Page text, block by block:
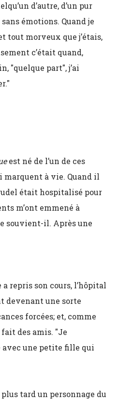
d’autre, d’un pur
émotions. Quand je
tout morveux que j’étais,
c’était quand,
"quelque part", j’ai
est né de l’un de ces
marquent à vie. Quand il
était hospitalisé pour
m’ont emmené à
souvient-il. Après une
repris son cours, l’hôpital
devenant une sorte
forcées; et, comme
des amis. "Je
avec une petite fille qui
tard un personnage du